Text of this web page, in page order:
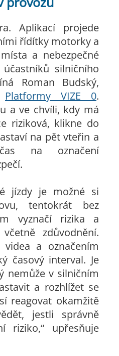
Aplikací projede
řídítky motorky a
a nebezpečné
silničního
Roman Budský,
Platformy VIZE 0.
a ve chvíli, kdy má
riziková, klikne do
na pět vteřin a
na označení
jízdy je možné si
tentokrát bez
vyznačí rizika a
zdůvodnění.
videa a označením
časový interval. Je
nemůže v silničním
a rozhlížet se
reagovat okamžitě
jestli správně
riziko,“ upřesňuje